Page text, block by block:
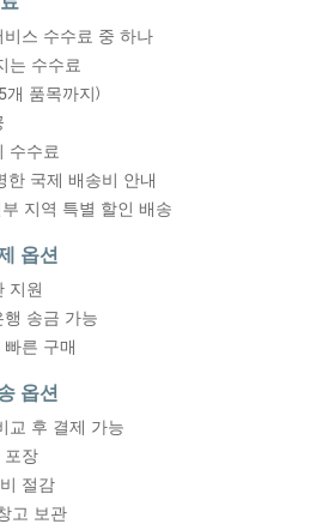
스 수수료 중 하나
는 수수료
개 품목까지)
수수료
한 국제 배송비 안내
지역 특별 할인 배송
옵션
지원
송금 가능
른 구매
옵션
교 후 결제 가능
포장
절감
고 보관